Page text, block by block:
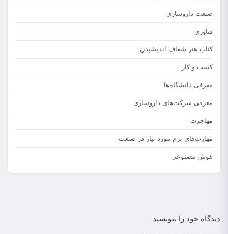
صنعت داروسازی
فناوری
کتاب هنر شفاف اندیشیدن
کسب و کار
معرفی دانشگاه‌ها
معرفی شرکت‌های داروسازی
مهاجرت
مهارت‌های نرم مورد نیاز در صنعت
هوش مصنوعی
دیدگاه خود را بنویسید